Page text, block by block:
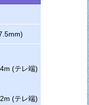
(テレ端)
(テレ端)